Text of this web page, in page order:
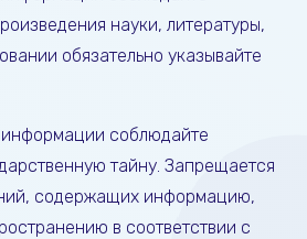
науки, литературы,
обязательно указывайте
информации соблюдайте
тайну. Запрещается
содержащих информацию,
в соответствии с